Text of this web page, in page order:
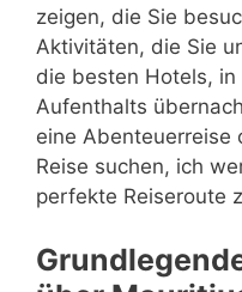
zeigen, die Sie
Aktivitäten, die Sie
die besten Hotels,
Aufenthalts
eine Abenteuerreise
Reise suchen, ich
perfekte Reiseroute